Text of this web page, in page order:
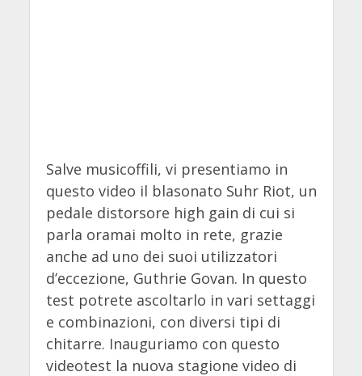
Salve musicoffili, vi presentiamo in
questo video il blasonato Suhr Riot, un
pedale distorsore high gain di cui si
parla oramai molto in rete, grazie
anche ad uno dei suoi utilizzatori
d’eccezione, Guthrie Govan. In questo
test potrete ascoltarlo in vari settaggi
e combinazioni, con diversi tipi di
chitarre. Inauguriamo con questo
videotest la nuova stagione video di